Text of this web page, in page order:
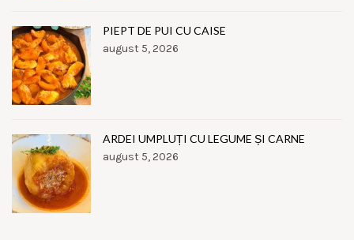
PIEPT DE PUI CU CAISE
august 5, 2026
ARDEI UMPLUȚI CU LEGUME ȘI CARNE
august 5, 2026